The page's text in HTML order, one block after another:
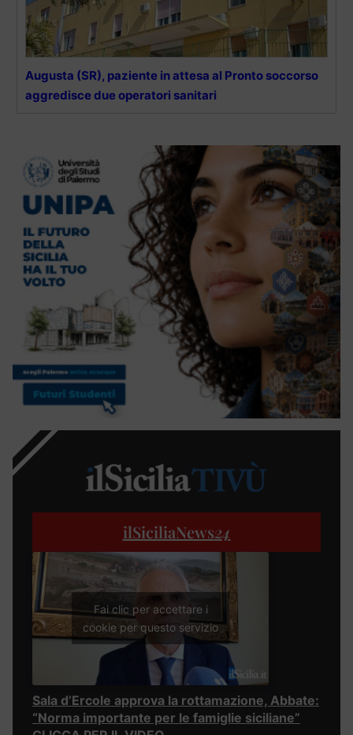
Augusta (SR), paziente in attesa al Pronto soccorso
aggredisce due operatori sanitari
ilSiciliaNews24
Fai clic per accettare i
cookie per questo servizio
Sala d’Ercole approva la rottamazione, Abbate:
“Norma importante per le famiglie siciliane”